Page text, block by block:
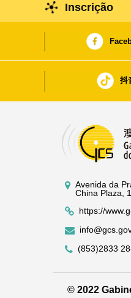
Inscrição
抖
Avenida da
China Plaza,
https://
(853)2833
© 2022